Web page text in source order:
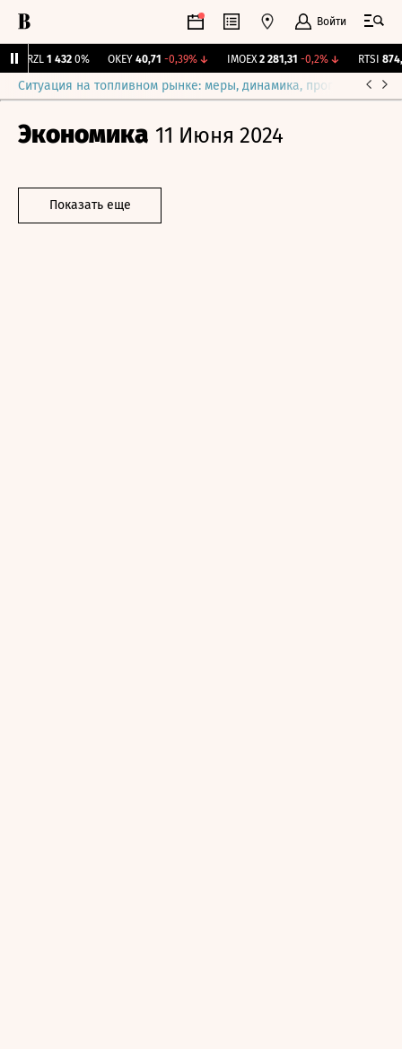
Войти
BRZL 1 432 0% OKEY 40,71 -0,39%↓ IMOEX 2 281,31 -0,2%↓ RTSI
Ситуация на топливном рынке: меры, динамика, прогнозы
Экономика 11 Июня 2024
Показать еще